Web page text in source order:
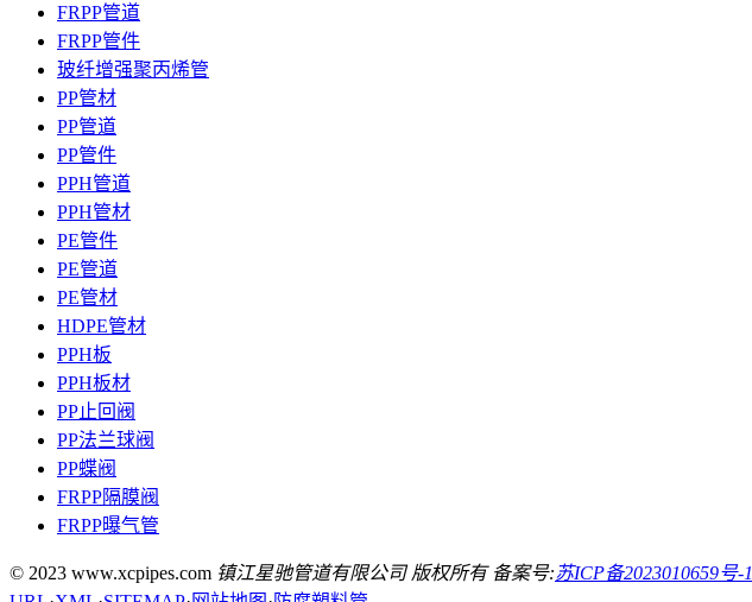
FRPP管道
FRPP管件
玻纤增强聚丙烯管
PP管材
PP管道
PP管件
PPH管道
PPH管材
PE管件
PE管道
PE管材
HDPE管材
PPH板
PPH板材
PP止回阀
PP法兰球阀
PP蝶阀
FRPP隔膜阀
FRPP曝气管
© 2023 www.xcpipes.com 镇江星驰管道有限公司 版权所有 备案号:苏ICP备2023010659号-1